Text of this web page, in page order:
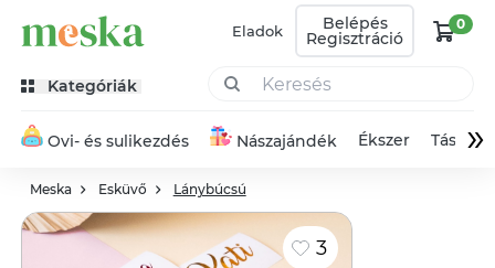
Eladok Belépés
Regisztráció
0
Kategóriák
Ovi- és sulikezdés Nászajándék Ékszer Táska»
Meska Esküvő Lánybúcsú
3